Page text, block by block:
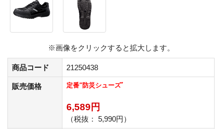
※画像をクリックすると拡大します。
商品コード 21250438
販売価格 定番"防災シューズﾞ
6,589円
（税抜： 5,990円）